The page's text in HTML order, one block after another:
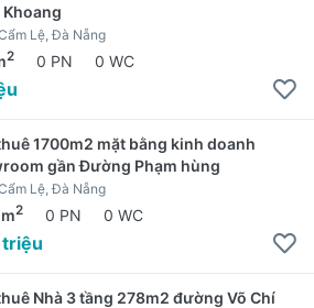
Khoang
Lệ, Đà Nẵng
2 0 PN 0 WC
1700m2 mặt bằng kinh doanh
gần Đường Phạm hùng
Lệ, Đà Nẵng
2 0 PN 0 WC
Nhà 3 tầng 278m2 đường Võ Chí